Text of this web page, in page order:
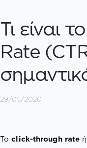
Τι είναι
Rate
29/05/2020
Τοclick-through rate